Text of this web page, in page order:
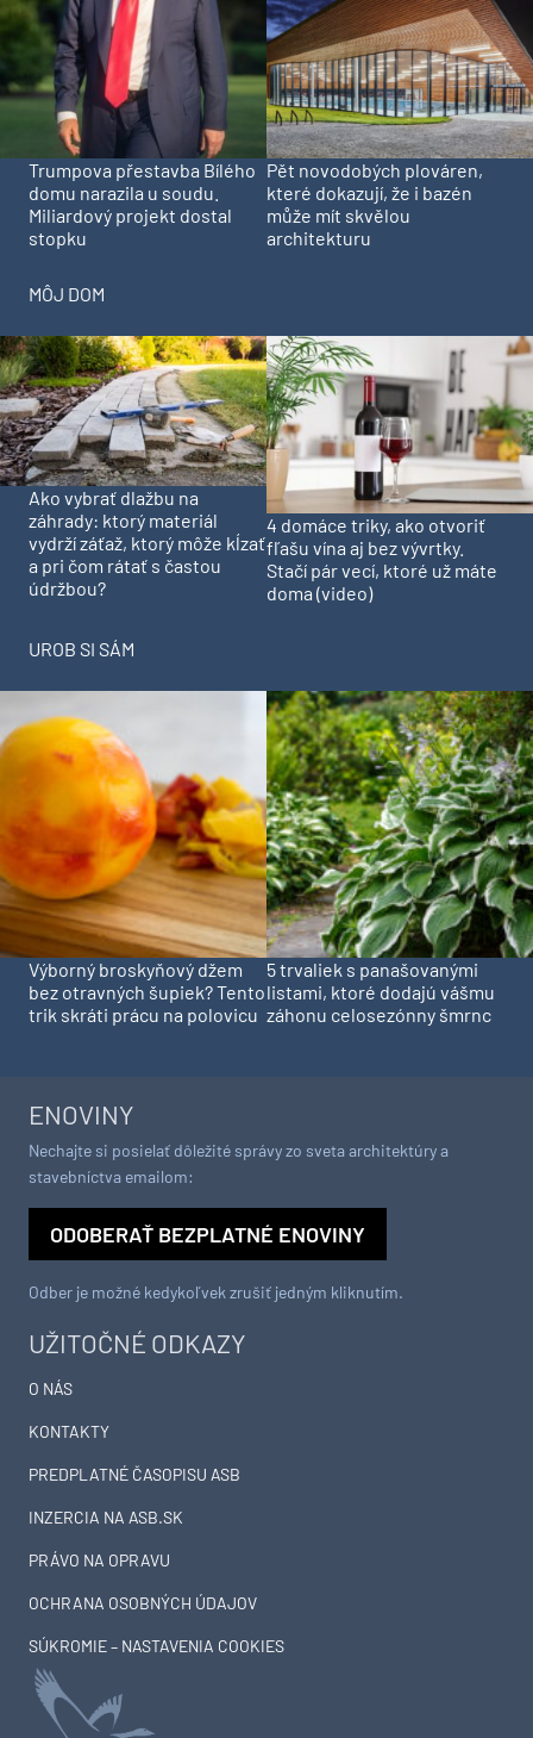
Trumpova přestavba Bílého
domu narazila u soudu.
Miliardový projekt dostal
stopku
Pět novodobých plováren,
které dokazují, že i bazén
může mít skvělou
architekturu
MÔJ DOM
Ako vybrať dlažbu na
záhrady: ktorý materiál
vydrží záťaž, ktorý môže kĺzať
a pri čom rátať s častou
údržbou?
4 domáce triky, ako otvoriť
fľašu vína aj bez vývrtky.
Stačí pár vecí, ktoré už máte
doma (video)
UROB SI SÁM
Výborný broskyňový džem
bez otravných šupiek? Tento
trik skráti prácu na polovicu
5 trvaliek s panašovanými
listami, ktoré dodajú vášmu
záhonu celosezónny šmrnc
UŽITOČNÉ ODKAZY
O NÁS
KONTAKTY
PREDPLATNÉ ČASOPISU ASB
INZERCIA NA ASB.SK
PRÁVO NA OPRAVU
OCHRANA OSOBNÝCH ÚDAJOV
SÚKROMIE – NASTAVENIA COOKIES
ENOVINY
Nechajte si posielať dôležité správy zo sveta architektúry a
stavebníctva emailom:
ODOBERAŤ BEZPLATNÉ ENOVINY
Odber je možné kedykoľvek zrušiť jedným kliknutím.